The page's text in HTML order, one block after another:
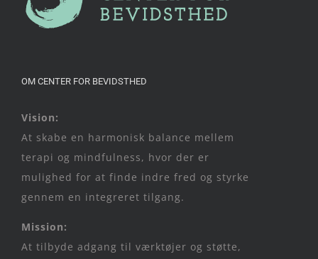
OM CENTER FOR BEVIDSTHED
Vision:
At skabe en harmonisk balance mellem
terapi og mindfulness, hvor der er
mulighed for at finde indre fred og styrke
gennem en integreret tilgang.
Mission:
At tilbyde adgang til værktøjer og støtte,